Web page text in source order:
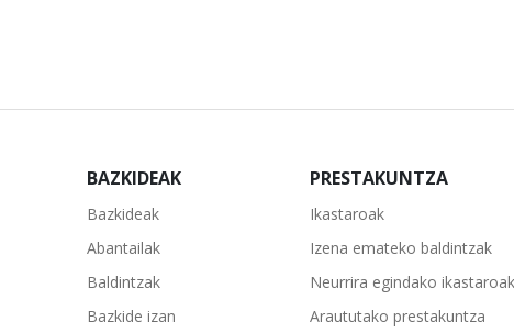
BAZKIDEAK
Bazkideak
Abantailak
Baldintzak
Bazkide izan
PRESTAKUNTZA
Ikastaroak
Izena emateko baldintzak
Neurrira egindako ikastaroak
Araututako prestakuntza